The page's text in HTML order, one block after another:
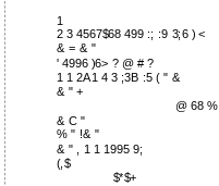
1
2 3 4567$68 499 :; :9 3;6 ) <
& = & "
' 4996 )6> ? @ # ?
1 1 2A1 4 3 ;3B :5 ( " &
& " +
@ 68 %
& C "
% " !& "
& " , 1 1 1995 9;
(,$
$*$+